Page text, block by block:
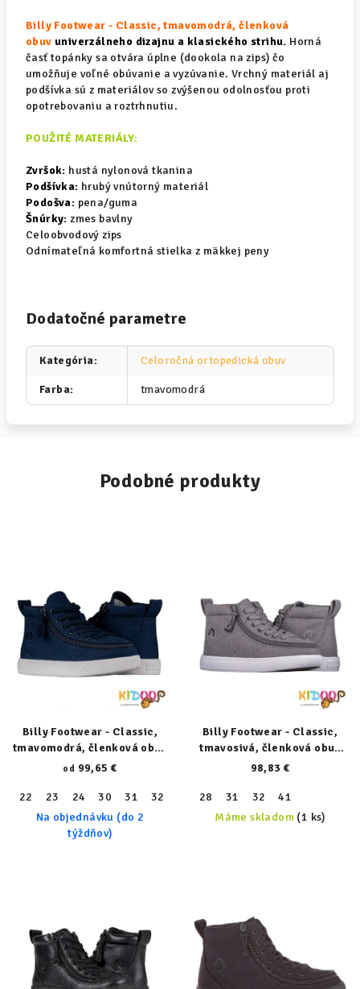
Billy Footwear - Classic, tmavomodrá, členková
obuv univerzálneho dizajnu a klasického strihu. Horná
časť topánky sa otvára úplne (dookola na zips) čo
umožňuje voľné obúvanie a vyzúvanie. Vrchný materiál aj
podšívka sú z materiálov so zvýšenou odolnosťou proti
opotrebovaniu a roztrhnutiu.
POUŽITÉ MATERIÁLY:
Zvršok: hustá nylonová tkanina
Podšívka: hrubý vnútorný materiál
Podošva: pena/guma
Šnúrky: zmes bavlny
Celoobvodový zips
Odnímateľná komfortná stielka z mäkkej peny
Dodatočné parametre
Kategória: Celoročná ortopedická obuv
Farba: tmavomodrá
Podobné produkty
Billy Footwear - Classic,
tmavomodrá, členková obuv
(XDR) 23153-410-XW
od 99,65 €
22 23 24 30 31 32 34 36 37 38
Na objednávku (do 2
týždňov)
Billy Footwear - Classic,
tmavosivá, členková obuv
22317-030-normal
98,83 €
28 31 32
41
Máme skladom (1 ks)